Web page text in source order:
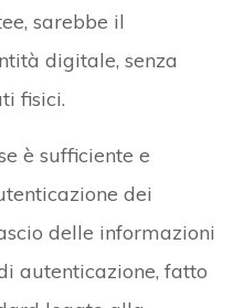
sarebbe il
digitale, senza
fisici.
è sufficiente e
dei
delle informazioni
autenticazione, fatto